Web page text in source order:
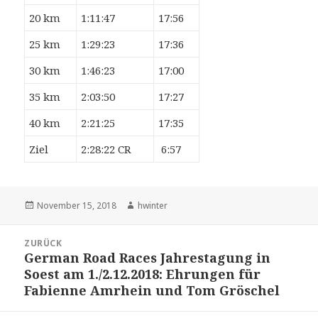
20 km
1:11:47
17:56
25 km
1:29:23
17:36
30 km
1:46:23
17:00
35 km
2:03:50
17:27
40 km
2:21:25
17:35
Ziel
2:28:22 CR 6:57
Veröffentlicht
November 15, 2018 Autor
hwinter
Navigation
ZURÜCK
Vorheriger
Beitrag:
German Road Races Jahrestagung in
Soest am 1./2.12.2018: Ehrungen für
Fabienne Amrhein und Tom Gröschel